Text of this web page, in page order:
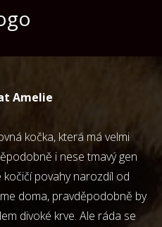
Amelie
kočka, která má velmi
i nese tmavý gen
kočičí povahy narozdíl od
doma, pravděpodobně by
divoké krve. Ale ráda se